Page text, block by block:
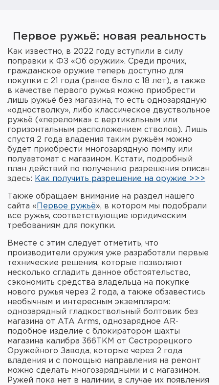
Фонари и ЛЦУ
Туристическое снаряжение
Инструменты
Опоры и станки для оружия
Термосы, термосумки, бутылки
Мишени
Фальшпатроны
Холодная пристрелка оружия
Оружейные шкафы и сейфы
Сигнальные средства
Дартс
Аксессуары
Комплекты
Первое ружьё: новая реальность
Как известно, в 2022 году вступили в силу
поправки к ФЗ «Об оружии». Среди прочих,
гражданское оружие теперь доступно для
покупки с 21 года (ранее было с 18 лет), а также
в качестве первого ружья можно приобрести
лишь ружьё без магазина, то есть однозарядную
«одностволку», либо классическое двуствольное
ружьё («переломка» с вертикальным или
горизонтальным расположением стволов). Лишь
спустя 2 года владения таким ружьём можно
будет приобрести многозарядную помпу или
полуавтомат с магазином. Кстати, подробный
план действий по получению разрешения описан
здесь: Как получить разрешение на оружие >>>
Также обращаем внимание на раздел нашего
сайта « Первое ружьё», в котором мы подобрали
все ружья, соответствующие юридическим
требованиям для покупки.
Вместе с этим следует отметить, что
производители оружия уже разработали первые
технические решения, которые позволяют
несколько сгладить данное обстоятельство,
сэкономить средства владельца на покупке
нового ружья через 2 года, а также обзавестись
необычным и интересным экземпляром:
однозарядный гладкоствольный болтовик без
магазина от ATA Arms, однозарядное AR-
подобное изделие с блокиратором шахты
магазина калибра 366TKM от Сестрорецкого
Оружейного Завода, которые через 2 года
владения и с помощью направления на ремонт
можно сделать многозарядными и с магазином.
Ружей пока нет в наличии, в случае их появления